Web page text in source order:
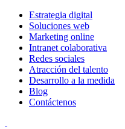
Estrategia digital
Soluciones web
Marketing online
Intranet colaborativa
Redes sociales
Atracción del talento
Desarrollo a la medida
Blog
Contáctenos